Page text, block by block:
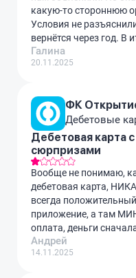
какую-то стороннюю
Условия не
вернётся через год. В
Галина
20.11.2025
ФК
Дебетовые
Дебетовая карта
сюрпризами
Вообще не понимаю,
дебетовая карта,
всегда
приложение, а там
оплата, деньги
Андрей
14.11.2025